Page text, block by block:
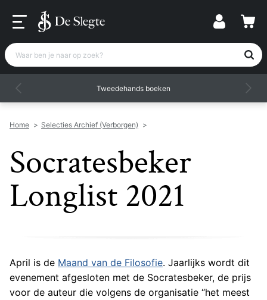
Waar ben je naar op zoek?
Tweedehands boeken
Home > Selecties Archief (Verborgen) >
Socratesbeker
Longlist 2021
April is de Maand van de Filosofie. Jaarlijks wordt dit
evenement afgesloten met de Socratesbeker, de prijs
voor de auteur die volgens de organisatie “het meest